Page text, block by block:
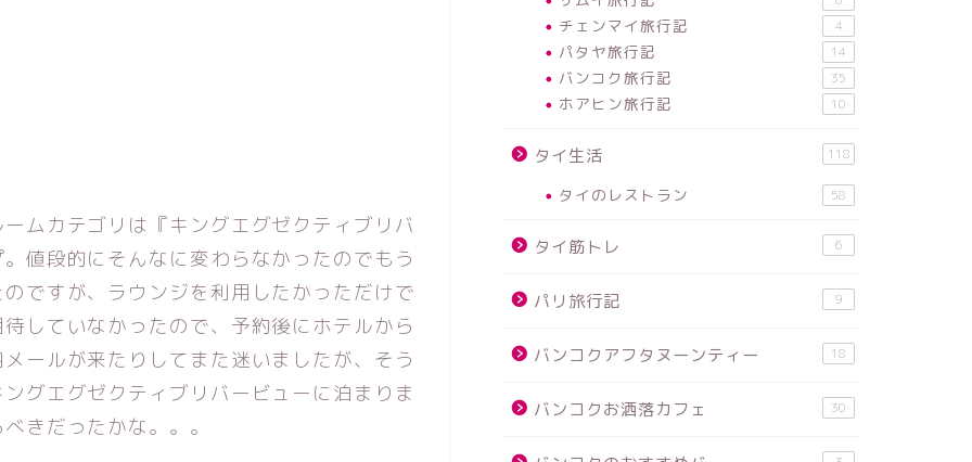
ムカテゴリは『キングエグゼクティブリバ
値段的にそんなに変わらなかったのでもう
ですが、ラウンジを利用したかっただけで
していなかったので、予約後にホテルから
ールが来たりしてまた迷いましたが、そう
グエグゼクティブリバービューに泊まりま
きだったかな。。。
チェンマイ旅行記 4
パタヤ旅行記 14
バンコク旅行記 35
ホアヒン旅行記 10
タイ生活 118
タイのレストラン 58
タイ筋トレ 6
パリ旅行記 9
バンコクアフタヌーンティー 18
バンコクお洒落カフェ 30